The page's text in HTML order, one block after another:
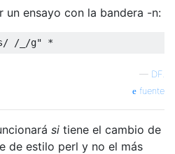
un ensayo con la bandera -n:
— DF.
fuente
si tiene el cambio de
de estilo perl y no el más